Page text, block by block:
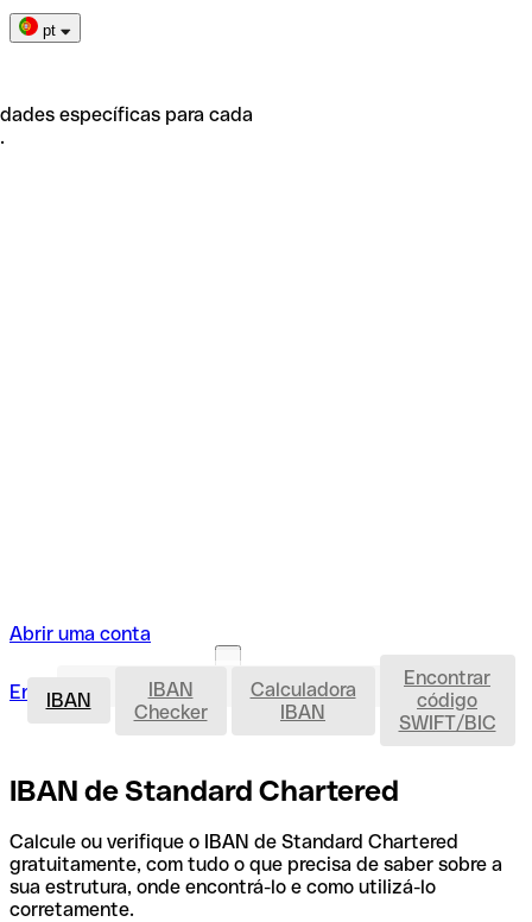
pt
específicas para cada
Abrir uma conta
Entrar Abrir uma conta IBAN
IBAN
IBAN
Checker
Calculadora
IBAN
Encontrar
código
SWIFT/BIC
IBAN de Standard Chartered
Calcule ou verifique o IBAN de Standard Chartered
gratuitamente, com tudo o que precisa de saber sobre a
sua estrutura, onde encontrá-lo e como utilizá-lo
corretamente.